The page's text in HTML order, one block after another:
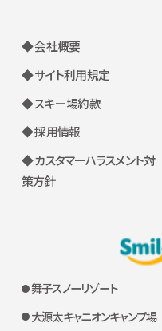
◆ 会社概要
◆ サイト利用規定
◆ スキー場約款
◆ 採用情報
◆ カスタマーハラスメント対
策方針
舞子スノーリゾート
大源太キャニオンキャンプ場